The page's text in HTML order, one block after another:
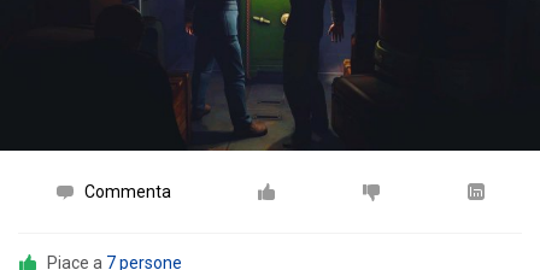
Commenta
Piace a 7 persone